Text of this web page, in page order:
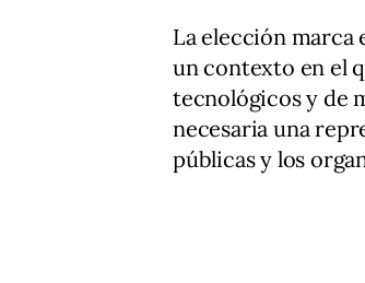
La elección marca
un contexto en el
tecnológicos y de
necesaria una
públicas y los